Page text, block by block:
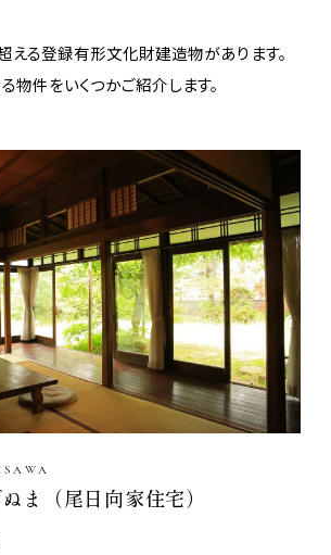
える登録有形文化財建造物があります。
物件をいくつかご紹介します。
ま（尾日向家住宅）